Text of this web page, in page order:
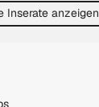
Inserate anzeigen